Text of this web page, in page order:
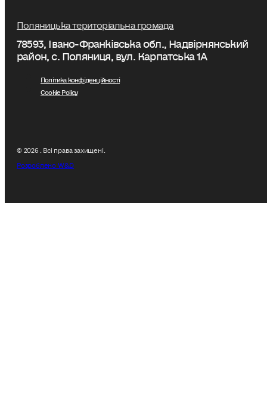
Поляницька територіальна громада
78593, Івано-Франківська обл., Надвірнянський
район, с. Поляниця, вул. Карпатська 1А
Політика конфіденційності
Cookie Policy
© 2026 . Всі права захищені.
Розроблено W&D